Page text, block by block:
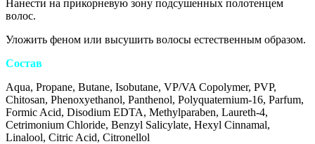
Нанести на прикорневую зону подсушенных полотенцем
волос.
Уложить феном или высушить волосы естественным образом.
Состав
Aqua, Propane, Butane, Isobutane, VP/VA Copolymer, PVP,
Chitosan, Phenoxyethanol, Panthenol, Polyquaternium-16, Parfum,
Formic Acid, Disodium EDTA, Methylparaben, Laureth-4,
Cetrimonium Chloride, Benzyl Salicylate, Hexyl Cinnamal,
Linalool, Citric Acid, Citronellol